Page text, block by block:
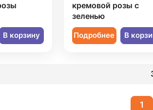
В корзину
кремовой розы с
зеленью
Подробнее В
1